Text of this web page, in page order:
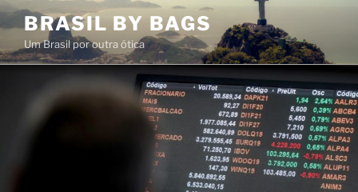
Pular
para
o
conteúdo
BRASIL BY BAGS
Um Brasil por outra ótica